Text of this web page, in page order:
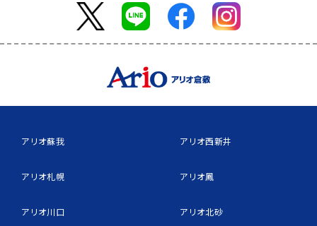
アリオ蘇我
アリオ札幌
アリオ川口
アリオ西新井
アリオ鳳
アリオ北砂